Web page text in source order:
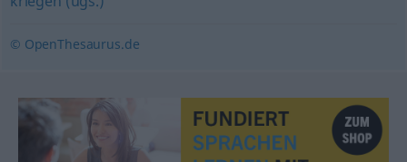
© OpenThesaurus.de